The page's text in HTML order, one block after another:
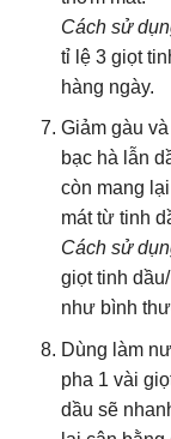
Cách sử
tỉ lệ 3 giọt
hàng ngày.
Giảm gàu
bạc hà lẫn
còn mang
mát từ tinh
Cách sử
giọt tinh
như bình
Dùng làm
pha 1 vài
dầu sẽ